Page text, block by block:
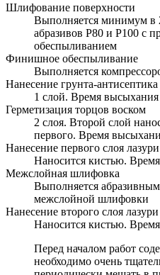
Шлифование поверхности
Выполняется минимум в
абразивов Р80 и Р100 с
обеспыливанием
Финишное обеспыливание
Выполняется
Нанесение грунта-антисептика
1 слой. Время высыхания
Герметизация торцов воском
2 слоя. Второй слой
первого. Время
Нанесение первого слоя лазури
Наносится кистью.
Межслойная шлифовка
Выполняется
межслойной шлифовки
Нанесение второго слоя лазури
Наносится кистью.
Перед началом работ
необходимо очень